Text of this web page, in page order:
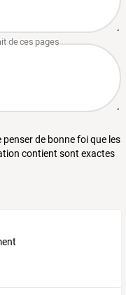
de bonne foi que les
contient sont exactes